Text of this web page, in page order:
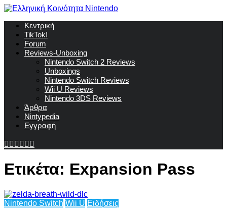
Κεντρική
TikTok!
Forum
Reviews-Unboxing
Nintendo Switch 2 Reviews
Unboxings
Nintendo Switch Reviews
Wii U Reviews
Nintendo 3DS Reviews
Άρθρα
Nintypedia
Εγγραφή
Ετικέτα: Expansion Pass
Nintendo Switch Wii U Ειδήσεις